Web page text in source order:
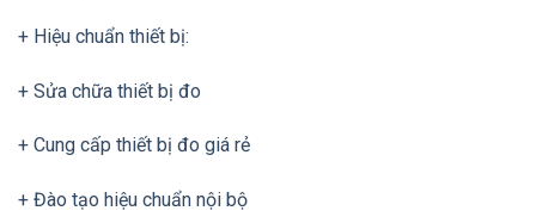
+ Hiệu chuẩn thiết bị:
+ Sửa chữa thiết bị đo
+ Cung cấp thiết bị đo giá rẻ
+ Đào tạo hiệu chuẩn nội bộ